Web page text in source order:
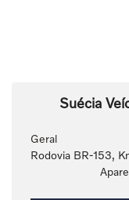
Suécia
Geral
Rodovia BR-153,